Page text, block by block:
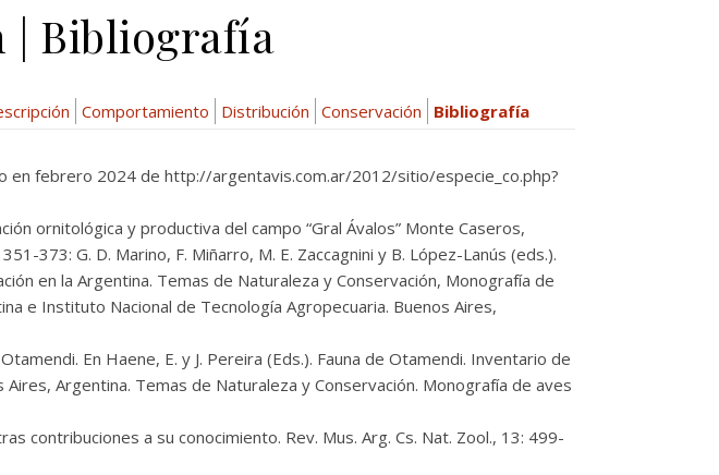
| Bibliografía
Comportamiento Distribución Conservación Bibliografía
en febrero 2024 de http://argentavis.com.ar/2012/sitio/especie_co.php?
ornitológica y productiva del campo “Gral Ávalos” Monte Caseros,
373: G. D. Marino, F. Miñarro, M. E. Zaccagnini y B. López-Lanús (eds.).
en la Argentina. Temas de Naturaleza y Conservación, Monografía de
e Instituto Nacional de Tecnología Agropecuaria. Buenos Aires,
En Haene, E. y J. Pereira (Eds.). Fauna de Otamendi. Inventario de
Argentina. Temas de Naturaleza y Conservación. Monografía de aves
contribuciones a su conocimiento. Rev. Mus. Arg. Cs. Nat. Zool., 13: 499-